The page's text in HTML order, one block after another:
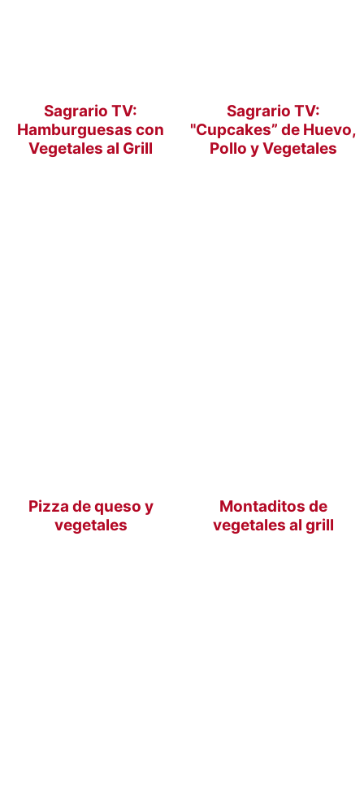
Sagrario TV:
Hamburguesas con
Vegetales al Grill
Sagrario TV:
"Cupcakes” de Huevo,
Pollo y Vegetales
Pizza de queso y
vegetales
Montaditos de
vegetales al grill